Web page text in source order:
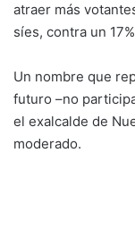
atraer más
síes, contra un
Un nombre que
futuro –no
el exalcalde de
moderado.